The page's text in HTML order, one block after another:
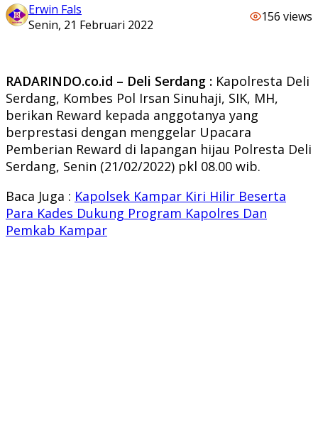
Erwin Fals
Senin, 21 Februari 2022
156 views
RADARINDO.co.id – Deli Serdang : Kapolresta Deli
Serdang, Kombes Pol Irsan Sinuhaji, SIK, MH,
berikan Reward kepada anggotanya yang
berprestasi dengan menggelar Upacara
Pemberian Reward di lapangan hijau Polresta Deli
Serdang, Senin (21/02/2022) pkl 08.00 wib.
Baca Juga : Kapolsek Kampar Kiri Hilir Beserta
Para Kades Dukung Program Kapolres Dan
Pemkab Kampar